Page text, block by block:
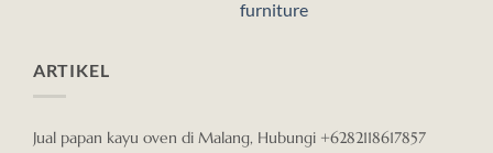
furniture
ARTIKEL
Jual papan kayu oven di Malang, Hubungi +6282118617857